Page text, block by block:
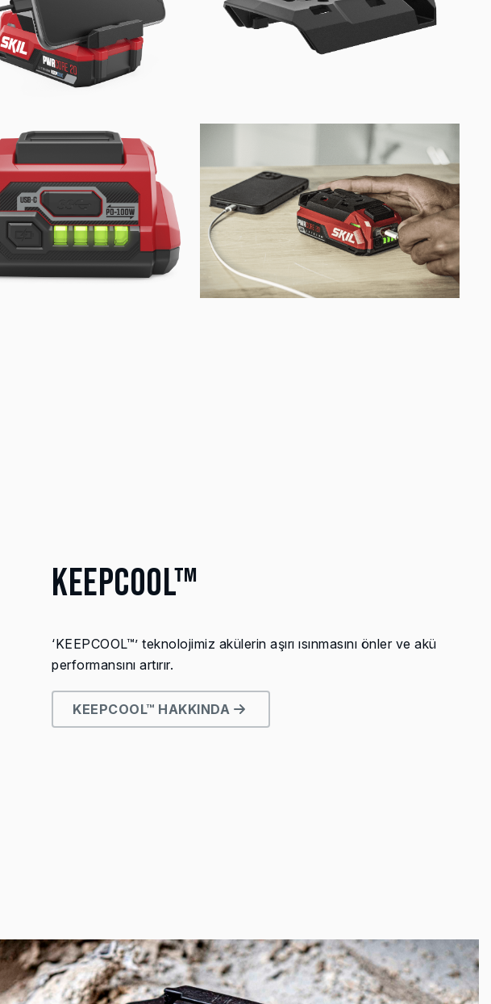
KEEPCOOL™
‘KEEPCOOL™’ teknolojimiz akülerin aşırı ısınmasını önler ve akü
performansını artırır.
KEEPCOOL™ HAKKINDA